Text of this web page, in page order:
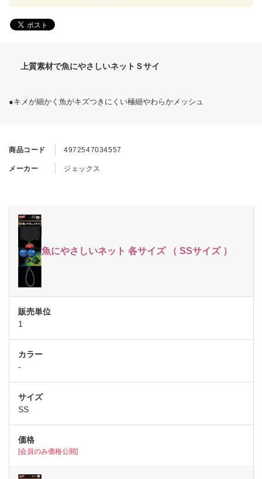
商品コード 4972547034557
メーカー ジェックス
魚にやさしいネット 各サイズ （ SSサイズ ）
1
-
SS
[会員のみ価格公開]
上質素材で魚にやさしいネットＳサイ
●キメが細かく魚がキズつきにくい極細やわらかメッシュ